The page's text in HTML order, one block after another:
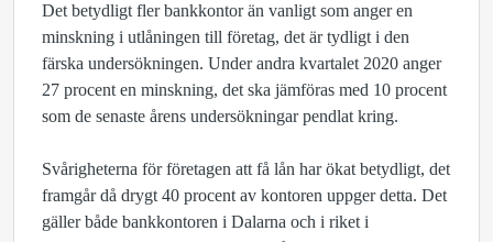
Det betydligt fler bankkontor än vanligt som anger en
minskning i utlåningen till företag, det är tydligt i den
färska undersökningen. Under andra kvartalet 2020 anger
27 procent en minskning, det ska jämföras med 10 procent
som de senaste årens undersökningar pendlat kring.
Svårigheterna för företagen att få lån har ökat betydligt, det
framgår då drygt 40 procent av kontoren uppger detta. Det
gäller både bankkontoren i Dalarna och i riket i